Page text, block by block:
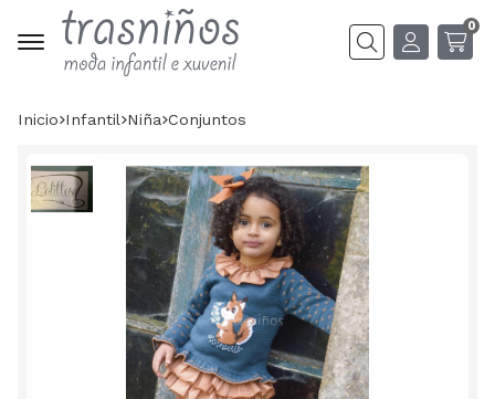
Buscar
0
Inicio infantil niña conjuntos